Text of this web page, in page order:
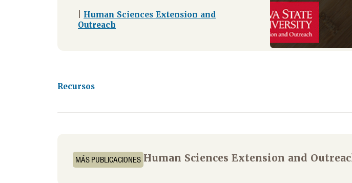
Human Sciences Extension and
Outreach
Recursos
MÁS PUBLICACIONES Human Sciences Extension and